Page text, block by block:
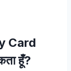
Card
हूँ?